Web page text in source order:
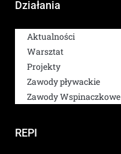
Działania
Aktualności
Warsztat
Projekty
Zawody pływackie
Zawody Wspinaczkowe
REPI